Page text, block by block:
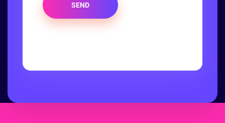
SEND